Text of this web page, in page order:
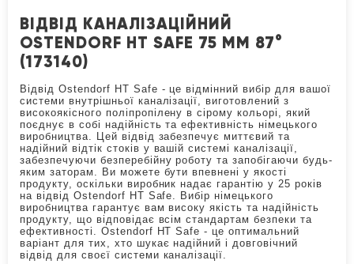
ВІДВІД КАНАЛІЗАЦІЙНИЙ
OSTENDORF HT SAFE 75 ММ 87°
(173140)
Відвід Ostendorf HT Safe - це відмінний вибір для вашої
системи внутрішньої каналізації, виготовлений з
високоякісного поліпропілену в сірому кольорі, який
поєднує в собі надійність та ефективність німецького
виробництва. Цей відвід забезпечує миттєвий та
надійний відтік стоків у вашій системі каналізації,
забезпечуючи безперебійну роботу та запобігаючи будь-
яким заторам. Ви можете бути впевнені у якості
продукту, оскільки виробник надає гарантію у 25 років
на відвід Ostendorf HT Safe. Вибір німецького
виробництва гарантує вам високу якість та надійність
продукту, що відповідає всім стандартам безпеки та
ефективності. Ostendorf HT Safe - це оптимальний
варіант для тих, хто шукає надійний і довговічний
відвід для своєї системи каналізації.